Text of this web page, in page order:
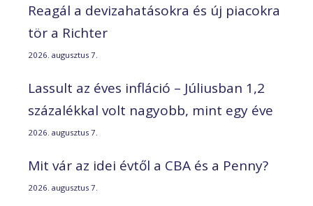
Reagál a devizahatásokra és új piacokra
tör a Richter
2026. augusztus 7.
Lassult az éves infláció – Júliusban 1,2
százalékkal volt nagyobb, mint egy éve
2026. augusztus 7.
Mit vár az idei évtől a CBA és a Penny?
2026. augusztus 7.